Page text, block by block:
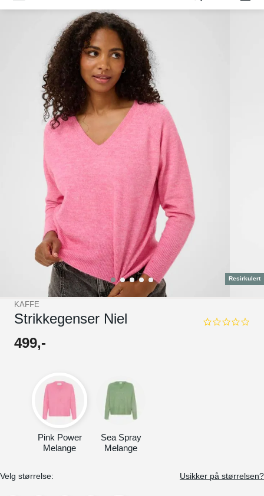
Resirkulert
KAFFE
Strikkegenser Niel
0.0
499,-
Pink Power
Melange
Sea Spray
Melange
Velg størrelse: Usikker på størrelsen?